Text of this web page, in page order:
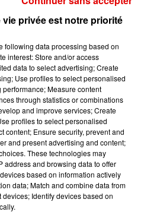
Ardenne - Attention aux travaux sur
dans...
7h56
7h56
privée est notre priorité
following data processing based on
interest: Store and/or access
data to select advertising; Create
Use profiles to select personalised
Measure content
through statistics or combinations
and improve services; Create
profiles to select personalised
content; Ensure security, prevent and
and present advertising and content;
These technologies may
address and browsing data to offer
based on information actively
data; Match and combine data from
Identify devices based on